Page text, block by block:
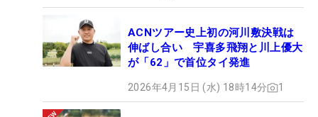
ACNツアー史上初の河川敷決戦は
伸ばし合い 宇喜多飛翔と川上優大
が「62」で首位タイ発進
2026年4月15日 (水) 18時14分 1